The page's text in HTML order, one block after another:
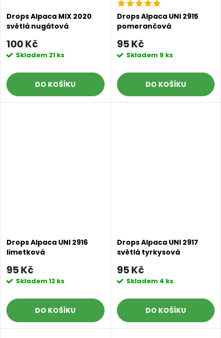
Drops Alpaca MIX 2020
světlá nugátová
100 Kč
Skladem 21 ks
DO KOŠÍKU
Drops Alpaca UNI 2915
pomerančová
95 Kč
Skladem 9 ks
DO KOŠÍKU
Drops Alpaca UNI 2916
limetková
95 Kč
Skladem12 ks
DO KOŠÍKU
Drops Alpaca UNI 2917
světlá tyrkysová
95 Kč
Skladem 4 ks
DO KOŠÍKU